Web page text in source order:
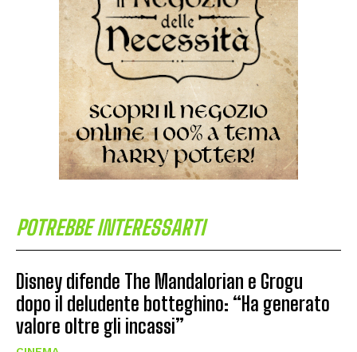
POTREBBE INTERESSARTI
Disney difende The Mandalorian e Grogu
dopo il deludente botteghino: “Ha generato
valore oltre gli incassi”